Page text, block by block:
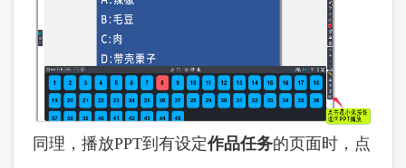
同理，播放PPT到有设定作品任务的页面时，点